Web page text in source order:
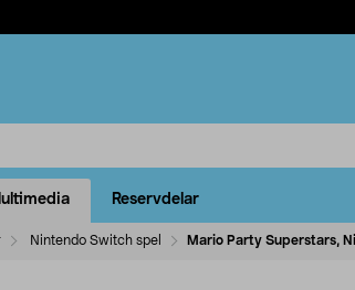
Reservdelar
Nintendo Switch spel Mario Party Superstars,